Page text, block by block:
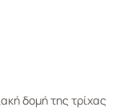
δομή της τρίχας